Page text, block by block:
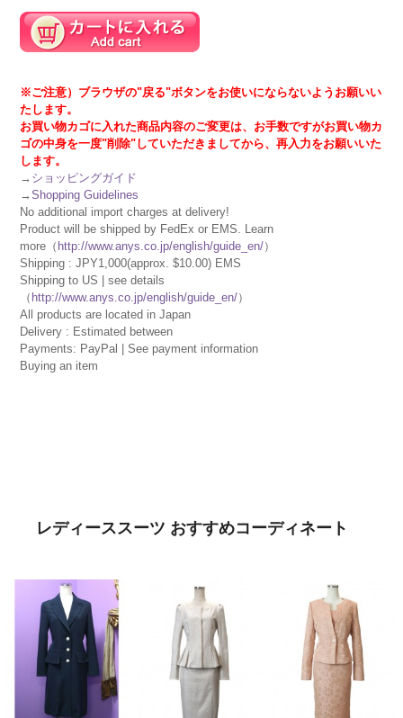
※ご注意）ブラウザの"戻る"ボタンをお使いにならないようお願いい
たします。
お買い物カゴに入れた商品内容のご変更は、お手数ですがお買い物カ
ゴの中身を一度"削除"していただきましてから、再入力をお願いいた
します。
→ ショッピングガイド
→Shopping Guidelines
No additional import charges at delivery!
Product will be shipped by FedEx or EMS. Learn
more（ http://www.anys.co.jp/english/guide_en/）
Shipping : JPY1,000(approx. $10.00) EMS
Shipping to US | see details
（ http://www.anys.co.jp/english/guide_en/）
All products are located in Japan
Delivery : Estimated between
Payments: PayPal | See payment information
Buying an item
レディーススーツ おすすめコーディネート